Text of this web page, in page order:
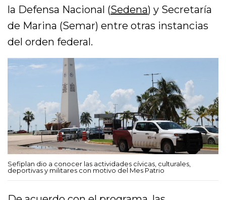
la Defensa Nacional (Sedena) y Secretaría
de Marina (Semar) entre otras instancias
del orden federal.
Sefiplan dio a conocer las actividades cívicas, culturales,
deportivas y militares con motivo del Mes Patrio